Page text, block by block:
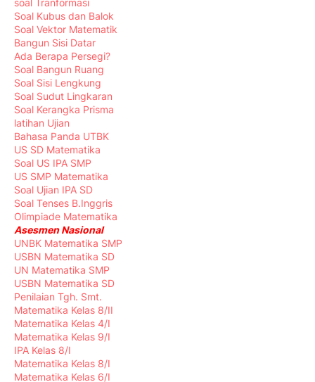
soal Tranformasi
Soal Kubus dan Balok
Soal Vektor Matematik
Bangun Sisi Datar
Ada Berapa Persegi?
Soal Bangun Ruang
Soal Sisi Lengkung
Soal Sudut Lingkaran
Soal Kerangka Prisma
latihan Ujian
Bahasa Panda UTBK
US SD Matematika
Soal US IPA SMP
US SMP Matematika
Soal Ujian IPA SD
Soal Tenses B.Inggris
Olimpiade Matematika
Asesmen Nasional
UNBK Matematika SMP
USBN Matematika SD
UN Matematika SMP
USBN Matematika SD
Penilaian Tgh. Smt.
Matematika Kelas 8/II
Matematika Kelas 4/I
Matematika Kelas 9/I
IPA Kelas 8/I
Matematika Kelas 8/I
Matematika Kelas 6/I